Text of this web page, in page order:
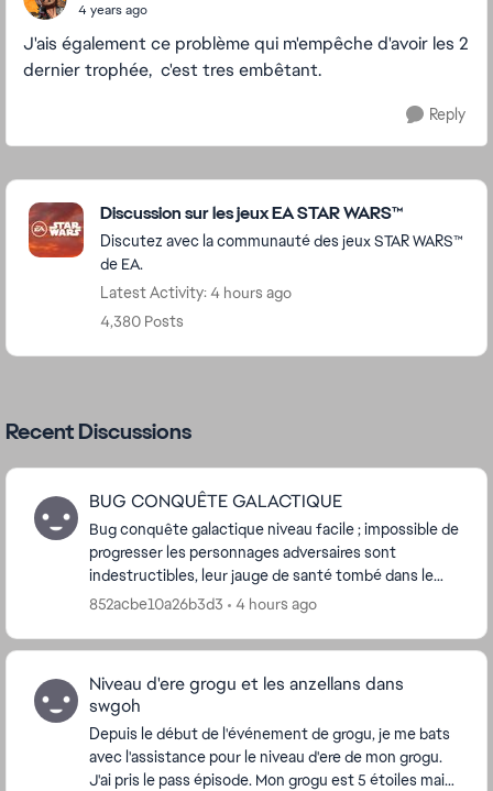
4 years ago
J'ais également ce problème qui m'empêche d'avoir les 2
dernier trophée, c'est tres embêtant.
Reply
Featured Places
Discussion sur les jeux EA STAR WARS™
Discutez avec la communauté des jeux STAR WARS™
de EA.
Latest Activity: 4 hours ago
4,380 Posts
Recent Discussions
BUG CONQUÊTE GALACTIQUE
Bug conquête galactique niveau facile ; impossible de
progresser les personnages adversaires sont
indestructibles, leur jauge de santé tombé dans le
rouge mais ils ne meurent pas, j'ai contacté le se...
852acbe10a26b3d3 4 hours ago
Niveau d'ere grogu et les anzellans dans
swgoh
Depuis le début de l'événement de grogu, je me bats
avec l'assistance pour le niveau d'ere de mon grogu.
J'ai pris le pass épisode. Mon grogu est 5 étoiles mais